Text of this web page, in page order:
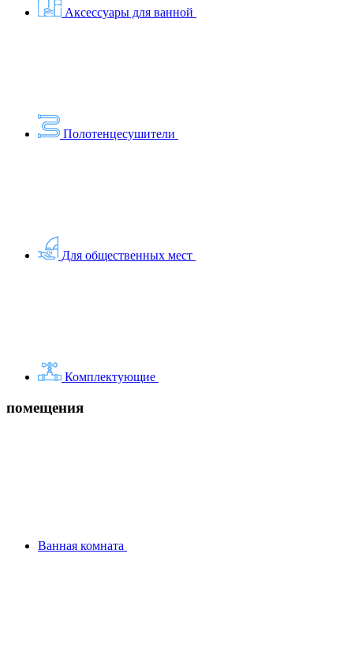
Аксессуары для ванной
Полотенцесушители
Для общественных мест
Комплектующие
помещения
Ванная комната